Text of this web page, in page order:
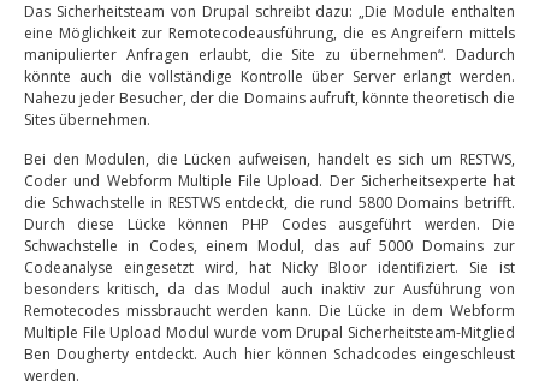
Das Sicherheitsteam von Drupal schreibt dazu: „Die Module enthalten
eine Möglichkeit zur Remotecodeausführung, die es Angreifern mittels
manipulierter Anfragen erlaubt, die Site zu übernehmen“. Dadurch
könnte auch die vollständige Kontrolle über Server erlangt werden.
Nahezu jeder Besucher, der die Domains aufruft, könnte theoretisch die
Sites übernehmen.
Bei den Modulen, die Lücken aufweisen, handelt es sich um RESTWS,
Coder und Webform Multiple File Upload. Der Sicherheitsexperte hat
die Schwachstelle in RESTWS entdeckt, die rund 5800 Domains betrifft.
Durch diese Lücke können PHP Codes ausgeführt werden. Die
Schwachstelle in Codes, einem Modul, das auf 5000 Domains zur
Codeanalyse eingesetzt wird, hat Nicky Bloor identifiziert. Sie ist
besonders kritisch, da das Modul auch inaktiv zur Ausführung von
Remotecodes missbraucht werden kann. Die Lücke in dem Webform
Multiple File Upload Modul wurde vom Drupal Sicherheitsteam-Mitglied
Ben Dougherty entdeckt. Auch hier können Schadcodes eingeschleust
werden.